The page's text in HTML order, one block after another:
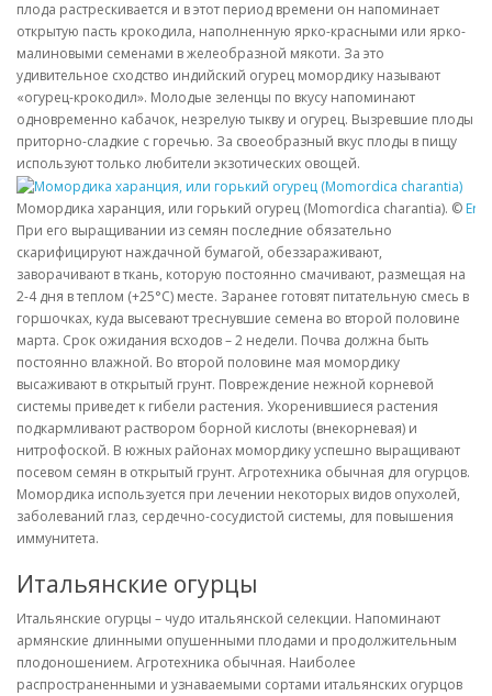
плода растрескивается и в этот период времени он напоминает
открытую пасть крокодила, наполненную ярко-красными или ярко-
малиновыми семенами в желеобразной мякоти. За это
удивительное сходство индийский огурец момордику называют
«огурец-крокодил». Молодые зеленцы по вкусу напоминают
одновременно кабачок, незрелую тыкву и огурец. Вызревшие плоды
приторно-сладкие с горечью. За своеобразный вкус плоды в пищу
используют только любители экзотических овощей.
Момордика харанция, или горький огурец (Momordica charantia). ©
При его выращивании из семян последние обязательно
скарифицируют наждачной бумагой, обеззараживают,
заворачивают в ткань, которую постоянно смачивают, размещая на
2-4 дня в теплом (+25°С) месте. Заранее готовят питательную смесь в
горшочках, куда высевают треснувшие семена во второй половине
марта. Срок ожидания всходов – 2 недели. Почва должна быть
постоянно влажной. Во второй половине мая момордику
высаживают в открытый грунт. Повреждение нежной корневой
системы приведет к гибели растения. Укоренившиеся растения
подкармливают раствором борной кислоты (внекорневая) и
нитрофоской. В южных районах момордику успешно выращивают
посевом семян в открытый грунт. Агротехника обычная для огурцов.
Момордика используется при лечении некоторых видов опухолей,
заболеваний глаз, сердечно-сосудистой системы, для повышения
иммунитета.
Итальянские огурцы
Итальянские огурцы – чудо итальянской селекции. Напоминают
армянские длинными опушенными плодами и продолжительным
плодоношением. Агротехника обычная. Наиболее
распространенными и узнаваемыми сортами итальянских огурцов